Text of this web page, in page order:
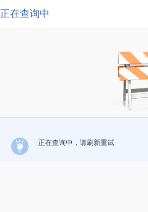
正在查询中
正在查询中，请刷新重试